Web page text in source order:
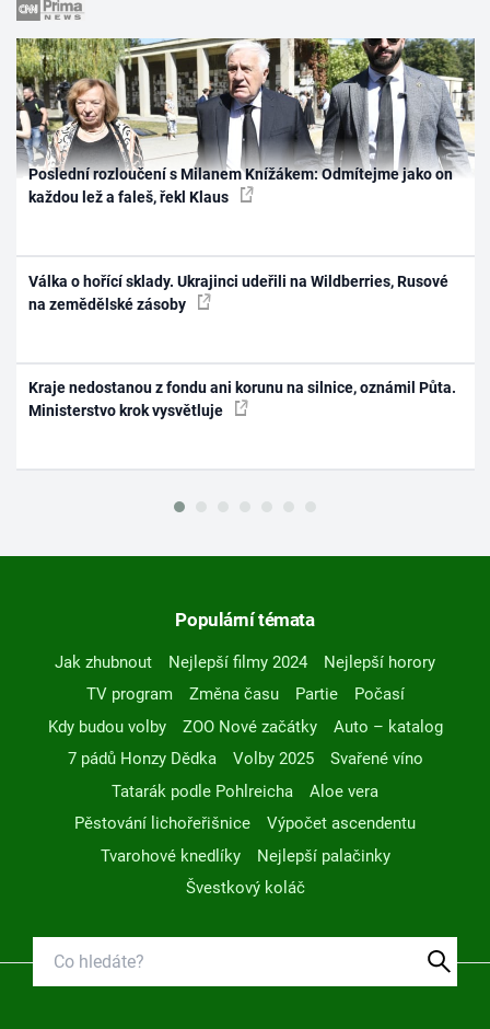
Poslední rozloučení s Milanem Knížákem: Odmítejme jako on
každou lež a faleš, řekl Klaus
Válka o hořící sklady. Ukrajinci udeřili na Wildberries, Rusové
na zemědělské zásoby
Kraje nedostanou z fondu ani korunu na silnice, oznámil Půta.
Ministerstvo krok vysvětluje
Populární témata
Jak zhubnout Nejlepší filmy 2024
Nejlepší horory
TV program
Změna času Partie
Počasí
Kdy budou volby
ZOO Nové začátky
Auto – katalog
7 pádů Honzy Dědka
Volby 2025
Svařené víno
Tatarák podle Pohlreicha
Aloe vera
Pěstování lichořeřišnice
Výpočet ascendentu
Tvarohové knedlíky
Nejlepší palačinky
Švestkový koláč